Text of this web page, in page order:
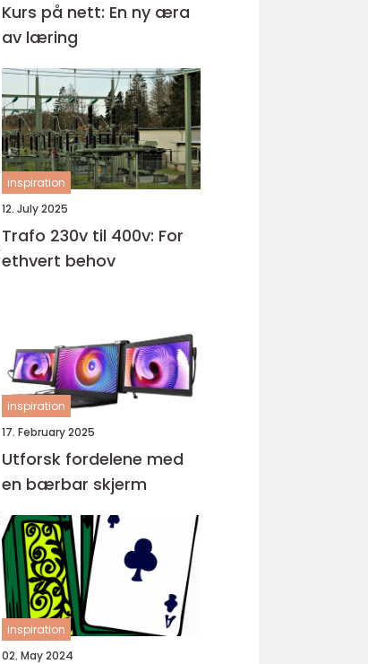
Kurs på nett: En ny æra
av læring
inspiration
12. July 2025
Trafo 230v til 400v: For
ethvert behov
inspiration
17. February 2025
Utforsk fordelene med
en bærbar skjerm
inspiration
02. May 2024